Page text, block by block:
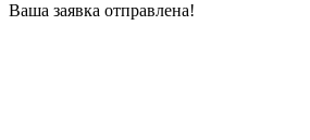
Ваша заявка отправлена!